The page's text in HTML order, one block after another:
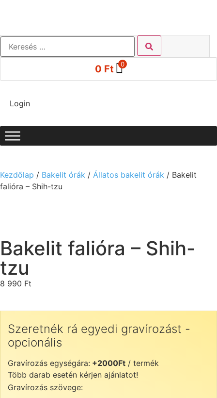
0 Ft 0
Login
Kezdőlap / Bakelit órák / Állatos bakelit órák / Bakelit
falióra – Shih-tzu
Bakelit falióra – Shih-
tzu
8 990 Ft
Szeretnék rá egyedi gravírozást -
opcionális
Gravírozás egységára: +2000Ft / termék
Több darab esetén kérjen ajánlatot!
Gravírozás szövege: